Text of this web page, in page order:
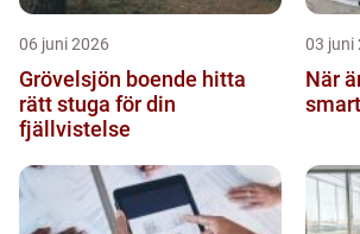
06 juni 2026
Grövelsjön boende hitta
rätt stuga för din
fjällvistelse
03 juni
När